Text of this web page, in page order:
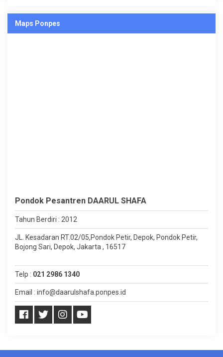
Maps Ponpes
Pondok Pesantren DAARUL SHAFA
Tahun Berdiri : 2012
JL. Kesadaran RT.02/05,Pondok Petir, Depok, Pondok Petir,
Bojong Sari, Depok, Jakarta , 16517
Telp : 021 2986 1340
Email : info@daarulshafa.ponpes.id